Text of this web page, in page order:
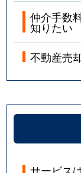
仲介手数
知りたい
不動産売
サービス